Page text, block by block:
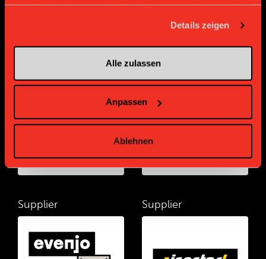
Details zeigen
Alle zulassen
Anpassen
Ablehnen
Supplier Supplier